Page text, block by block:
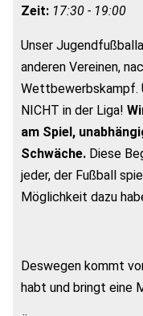
Zeit: 17:30 - 19:00
Unser
anderen Vereinen,
Wettbewerbskampf.
NICHT in der Liga!
am Spiel,
Schwäche. Diese
jeder, der Fußball
Möglichkeit dazu
Deswegen kommt
habt und bringt eine